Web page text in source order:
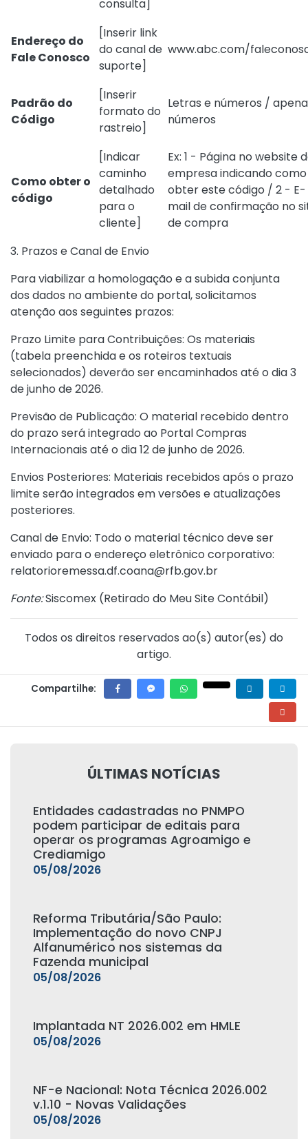
consulta]
Endereço do
Fale Conosco
[Inserir link
do canal de
suporte]
www.abc.com/
Padrão do
Código
[Inserir
formato do
rastreio]
Letras e números /
números
Como obter o
código
[Indicar
caminho
detalhado
para o
cliente]
Ex: 1 - Página no website
empresa indicando como
obter este código / 2 - E-
mail de confirmação no
de compra
3. Prazos e Canal de Envio
Para viabilizar a homologação e a subida conjunta
dos dados no ambiente do portal, solicitamos
atenção aos seguintes prazos:
Prazo Limite para Contribuições: Os materiais
(tabela preenchida e os roteiros textuais
selecionados) deverão ser encaminhados até o dia 3
de junho de 2026.
Previsão de Publicação: O material recebido dentro
do prazo será integrado ao Portal Compras
Internacionais até o dia 12 de junho de 2026.
Envios Posteriores: Materiais recebidos após o prazo
limite serão integrados em versões e atualizações
posteriores.
Canal de Envio: Todo o material técnico deve ser
enviado para o endereço eletrônico corporativo:
relatorioremessa.df.coana@rfb.gov.br
Fonte:Siscomex (Retirado do Meu Site Contábil)
Todos os direitos reservados ao(s) autor(es) do
artigo.
Compartilhe:
ÚLTIMAS NOTÍCIAS
Entidades cadastradas no PNMPO
podem participar de editais para
operar os programas Agroamigo e
Crediamigo
05/08/2026
Reforma Tributária/São Paulo:
Implementação do novo CNPJ
Alfanumérico nos sistemas da
Fazenda municipal
05/08/2026
Implantada NT 2026.002 em HMLE
05/08/2026
NF-e Nacional: Nota Técnica 2026.002
v.1.10 - Novas Validações
05/08/2026